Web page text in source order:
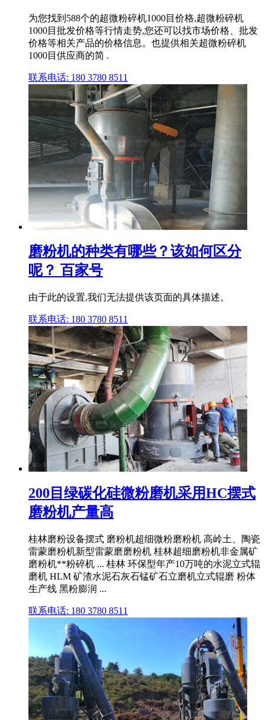
为您找到588个的超微粉碎机1000目价格,超微粉碎机
1000目批发价格等行情走势,您还可以找市场价格、批发
价格等相关产品的价格信息。也提供相关超微粉碎机
1000目供应商的简 .
联系电话: 180 3780 8511
磨粉机的种类有哪些？该如何区分
呢？ 百家号
由于此的设置,我们无法提供该页面的具体描述。
联系电话: 180 3780 8511
200目绿碳化硅微粉磨机采用HC摆式
磨粉机产量高
桂林磨粉设备摆式 磨粉机超细微粉磨粉机 高岭土、陶瓷
雷蒙磨粉机新型雷蒙磨磨粉机 桂林超细磨粉机非金属矿
磨粉机**粉碎机 ... 桂林 环保型年产10万吨的水泥立式辊
磨机 HLM 矿渣水泥石灰石锰矿石立磨机立式辊磨 粉体
生产线 黑粉膨润 ...
联系电话: 180 3780 8511